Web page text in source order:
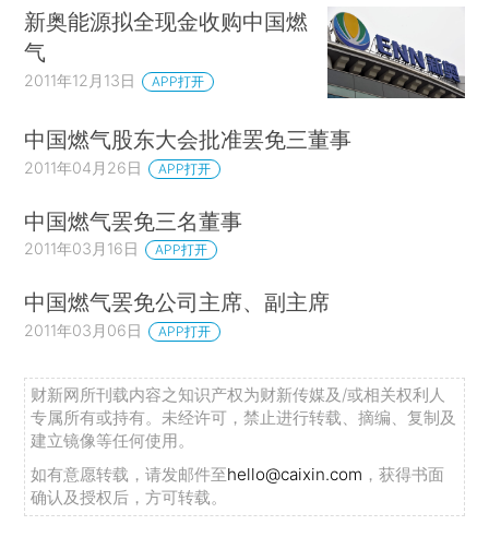
新奥能源拟全现金收购中国燃
气
2011年12月13日 APP打开
中国燃气股东大会批准罢免三董事
2011年04月26日 APP打开
中国燃气罢免三名董事
2011年03月16日 APP打开
中国燃气罢免公司主席、副主席
2011年03月06日 APP打开
财新网所刊载内容之知识产权为财新传媒及/或相关权利人
专属所有或持有。未经许可，禁止进行转载、摘编、复制及
建立镜像等任何使用。
如有意愿转载，请发邮件至hello@caixin.com ，获得书面
确认及授权后，方可转载。